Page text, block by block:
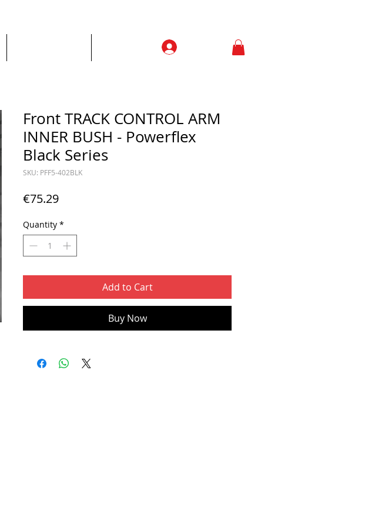
Front TRACK CONTROL ARM
INNER BUSH - Powerflex
Black Series
SKU: PFF5-402BLK
€75.29Price
Quantity *
Add to Cart
Buy Now